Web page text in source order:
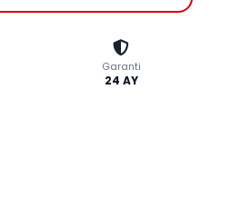
Garanti
24 AY